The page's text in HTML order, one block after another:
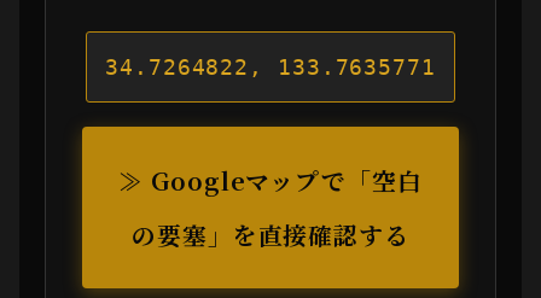
34.7264822, 133.7635771
≫ Googleマップで「空白
の要塞」を直接確認する